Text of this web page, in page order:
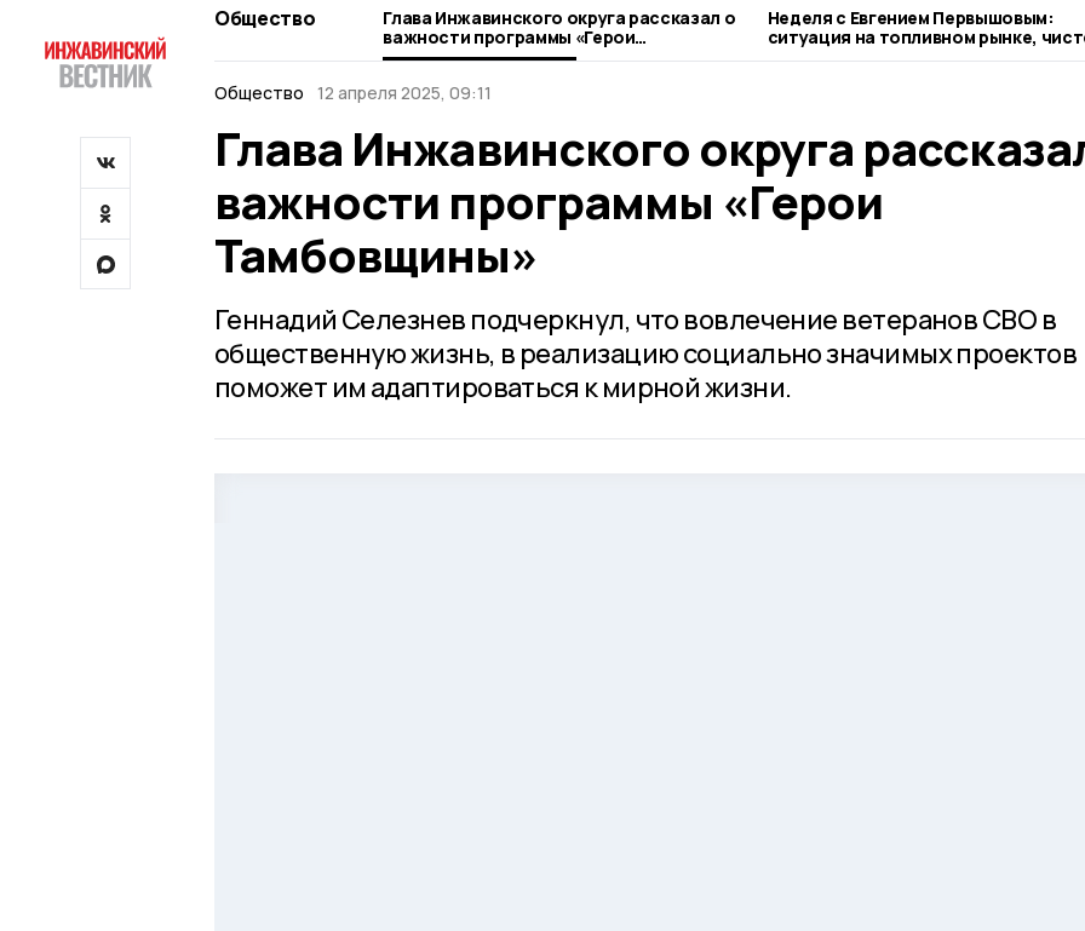
Общество
Глава Инжавинского округа рассказал о
важности программы «Герои
Тамбовщины»
Неделя с Евгением Первышовым:
ситуация на топливном рынке,
городе и приоритеты образования
Общество 12 апреля 2025, 09:11
Глава Инжавинского округа
важности программы «Герои
Тамбовщины»
Геннадий Селезнев подчеркнул, что вовлечение ветеранов СВО в
общественную жизнь, в реализацию социально значимых проектов
поможет им адаптироваться к мирной жизни.